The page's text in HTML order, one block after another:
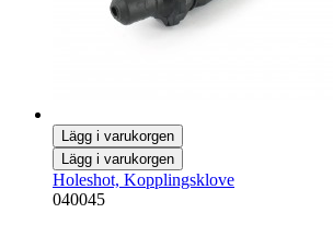
Lägg i varukorgen
Lägg i varukorgen
Holeshot, Kopplingsklove
040045